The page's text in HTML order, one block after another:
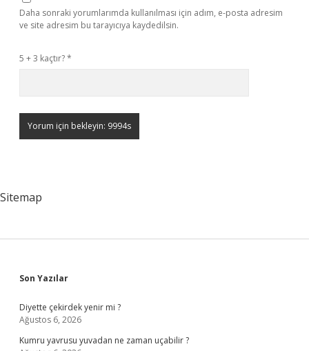
Daha sonraki yorumlarımda kullanılması için adım, e-posta adresim
ve site adresim bu tarayıcıya kaydedilsin.
5 + 3 kaçtır?*
Sitemap
Sidebar
Son Yazılar
Diyette çekirdek yenir mi ?
Ağustos 6, 2026
Kumru yavrusu yuvadan ne zaman uçabilir ?